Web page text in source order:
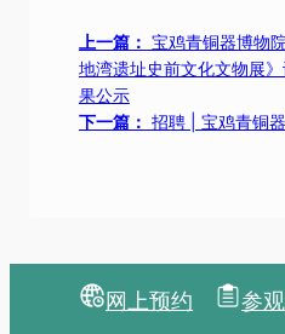
上一篇： 宝鸡青铜器博物
地湾遗址史前文化文物展
果公示
下一篇： 招聘 | 宝鸡青铜
网上预约 参